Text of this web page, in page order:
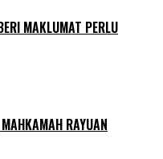
MAKLUMAT PERLU
RAYUAN